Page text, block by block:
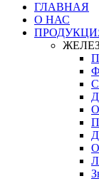
ГЛАВНАЯ
О НАС